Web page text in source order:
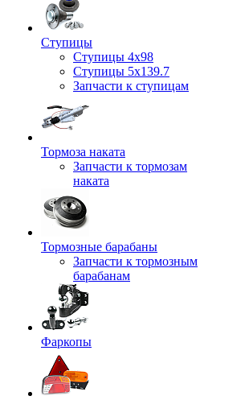
Ступицы
Ступицы 4x98
Ступицы 5x139.7
Запчасти к ступицам
Тормоза наката
Запчасти к тормозам
наката
Тормозные барабаны
Запчасти к тормозным
барабанам
Фаркопы